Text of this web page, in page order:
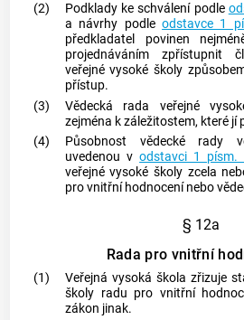
(2)
Podklady ke schválení podle
a návrhy podleodstavce 1
předkladatel povinen
projednáváním zpřístupnit
veřejné vysoké školy
přístup.
(3)
Vědecká rada veřejné
zejména k záležitostem, které jí
(4)
Působnost vědecké rady
uvedenou vodstavci 1
veřejné vysoké školy zcela
pro vnitřní hodnocení nebo
§ 12a
Rada pro vnitřní
(1)
Veřejná vysoká škola zřizuje
školy radu pro vnitřní
zákon jinak.